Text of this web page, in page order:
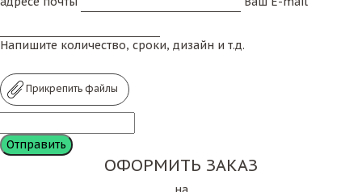
Напишите количество, сроки, дизайн и т.д.
Прикрепить файлы
ОФОРМИТЬ ЗАКАЗ